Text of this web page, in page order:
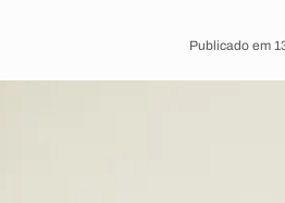
Publicado em